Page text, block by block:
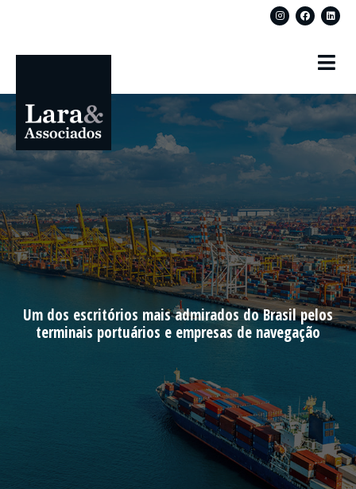
Um dos escritórios mais admirados do Brasil pelos
terminais portuários e empresas de navegação